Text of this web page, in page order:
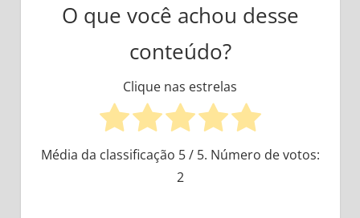
O que você achou desse
conteúdo?
Clique nas estrelas
Média da classificação 5/ 5. Número de votos:
2